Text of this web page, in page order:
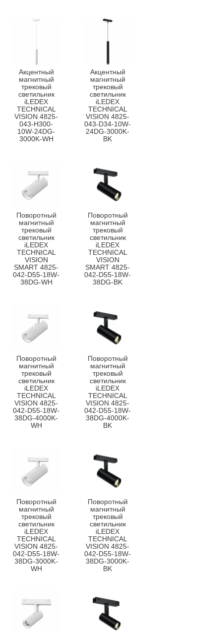
Акцентный
магнитный
трековый
светильник
iLEDEX
TECHNICAL
VISION 4825-
043-H300-
10W-24DG-
3000K-WH
Акцентный
магнитный
трековый
светильник
iLEDEX
TECHNICAL
VISION 4825-
043-D34-10W-
24DG-3000K-
BK
Поворотный
магнитный
трековый
светильник
iLEDEX
TECHNICAL
VISION
SMART 4825-
042-D55-18W-
38DG-WH
Поворотный
магнитный
трековый
светильник
iLEDEX
TECHNICAL
VISION
SMART 4825-
042-D55-18W-
38DG-BK
Поворотный
магнитный
трековый
светильник
iLEDEX
TECHNICAL
VISION 4825-
042-D55-18W-
38DG-4000K-
WH
Поворотный
магнитный
трековый
светильник
iLEDEX
TECHNICAL
VISION 4825-
042-D55-18W-
38DG-4000K-
BK
Поворотный
магнитный
трековый
светильник
iLEDEX
TECHNICAL
VISION 4825-
042-D55-18W-
38DG-3000K-
WH
Поворотный
магнитный
трековый
светильник
iLEDEX
TECHNICAL
VISION 4825-
042-D55-18W-
38DG-3000K-
BK